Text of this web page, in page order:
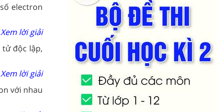
electron
Xem lời giải
độc lập,
Xem lời giải
với nhau